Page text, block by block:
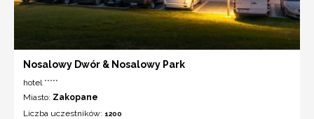
Nosalowy Dwór & Nosalowy Park
hotel *****
Miasto: Zakopane
Liczba uczestników: 1200